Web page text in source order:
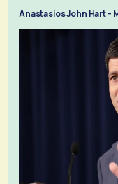
Anastasios John Hart -